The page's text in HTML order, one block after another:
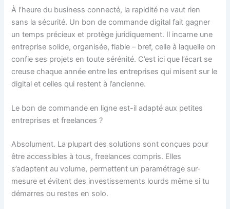
À l’heure du business connecté, la rapidité ne vaut rien
sans la sécurité. Un bon de commande digital fait gagner
un temps précieux et protège juridiquement. Il incarne une
entreprise solide, organisée, fiable – bref, celle à laquelle on
confie ses projets en toute sérénité. C’est ici que l’écart se
creuse chaque année entre les entreprises qui misent sur le
digital et celles qui restent à l’ancienne.
Le bon de commande en ligne est-il adapté aux petites
entreprises et freelances ?
Absolument. La plupart des solutions sont conçues pour
être accessibles à tous, freelances compris. Elles
s’adaptent au volume, permettent un paramétrage sur-
mesure et évitent des investissements lourds même si tu
démarres ou restes en solo.